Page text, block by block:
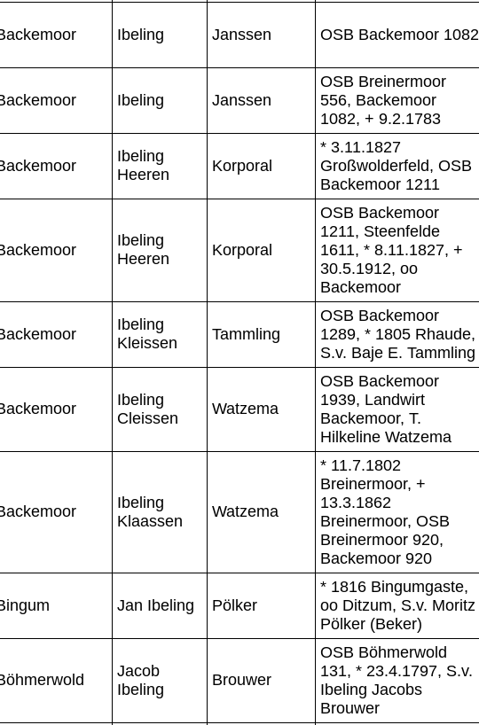
Ibeling Janssen OSB Backemoor 1082
Ibeling Janssen
OSB Breinermoor
556, Backemoor
1082, + 9.2.1783
Ibeling
Heeren
Korporal
* 3.11.1827
Großwolderfeld, OSB
Backemoor 1211
Ibeling
Heeren
Korporal
OSB Backemoor
1211, Steenfelde
1611, * 8.11.1827, +
30.5.1912, oo
Backemoor
Ibeling
Kleissen
Tammling
OSB Backemoor
1289, * 1805 Rhaude,
S.v. Baje E. Tammling
Ibeling
Cleissen
Watzema
OSB Backemoor
1939, Landwirt
Backemoor, T.
Hilkeline Watzema
Ibeling
Klaassen
Watzema
* 11.7.1802
Breinermoor, +
13.3.1862
Breinermoor, OSB
Breinermoor 920,
Backemoor 920
Jan Ibeling Pölker
* 1816 Bingumgaste,
oo Ditzum, S.v. Moritz
Pölker (Beker)
Jacob
Ibeling
Brouwer
OSB Böhmerwold
131, * 23.4.1797, S.v.
Ibeling Jacobs
Brouwer